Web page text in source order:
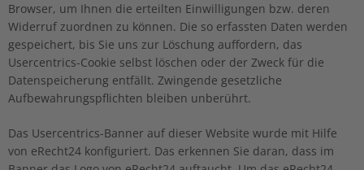
Browser, um Ihnen die erteilten Einwilligungen bzw. deren
Widerruf zuordnen zu können. Die so erfassten Daten werden
gespeichert, bis Sie uns zur Löschung auffordern, das
Usercentrics-Cookie selbst löschen oder der Zweck für die
Datenspeicherung entfällt. Zwingende gesetzliche
Aufbewahrungspflichten bleiben unberührt.
Das Usercentrics-Banner auf dieser Website wurde mit Hilfe
von eRecht24 konfiguriert. Das erkennen Sie daran, dass im